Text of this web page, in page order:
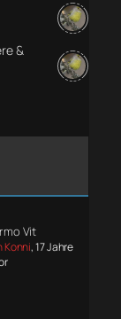
&
Vit
Konni, 17 Jahre